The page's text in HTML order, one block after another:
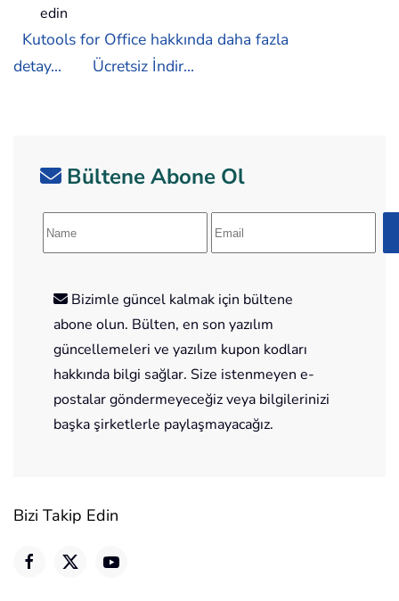
edin
Kutools for Office hakkında daha fazla
detay...
Ücretsiz İndir...
Bültene Abone Ol
Bizimle güncel kalmak için bültene
abone olun. Bülten, en son yazılım
güncellemeleri ve yazılım kupon kodları
hakkında bilgi sağlar. Size istenmeyen e-
postalar göndermeyeceğiz veya bilgilerinizi
başka şirketlerle paylaşmayacağız.
Bizi Takip Edin